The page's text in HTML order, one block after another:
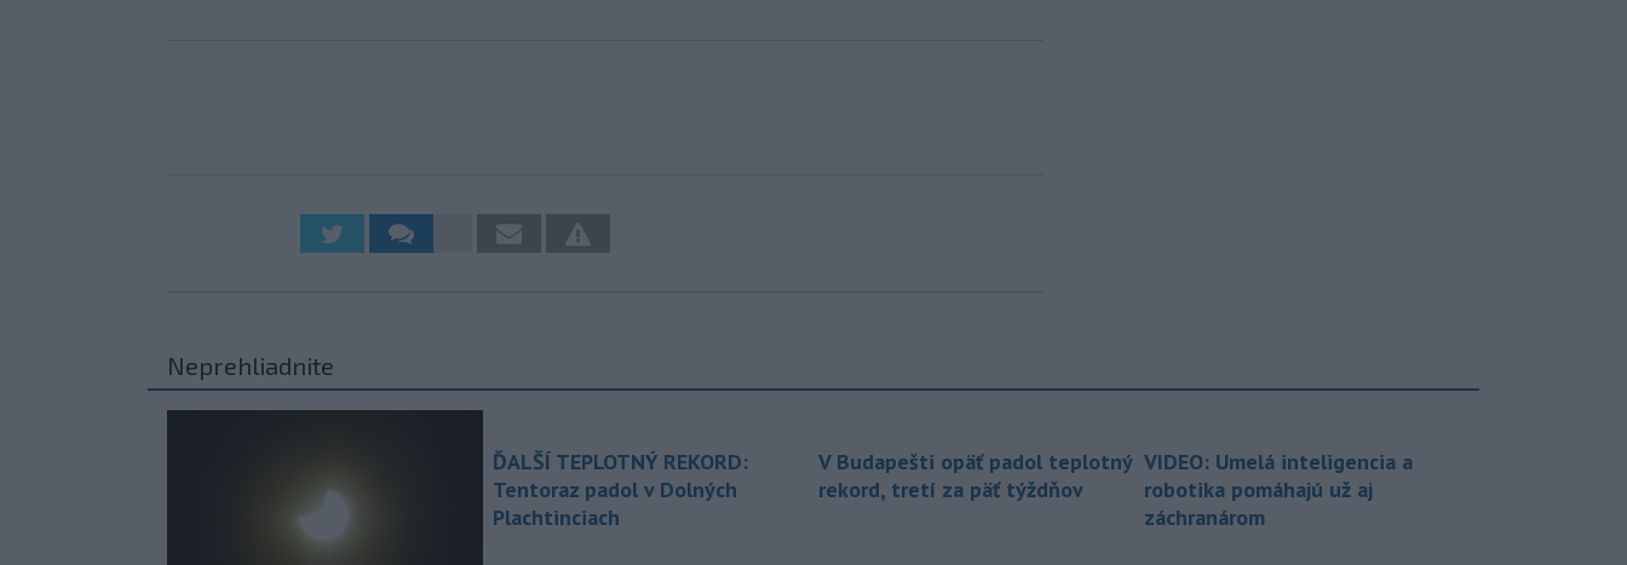
Neprehliadnite
ĎALŠÍ TEPLOTNÝ REKORD:
Tentoraz padol v Dolných
Plachtinciach
V Budapešti opäť padol teplotný
rekord, tretí za päť týždňov
VIDEO: Umelá inteligencia a
robotika pomáhajú už aj
záchranárom